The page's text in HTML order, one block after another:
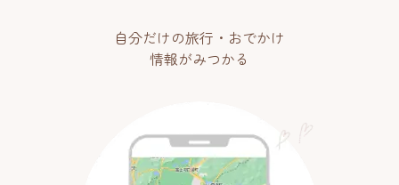
自分だけの旅行・おでかけ
情報がみつかる